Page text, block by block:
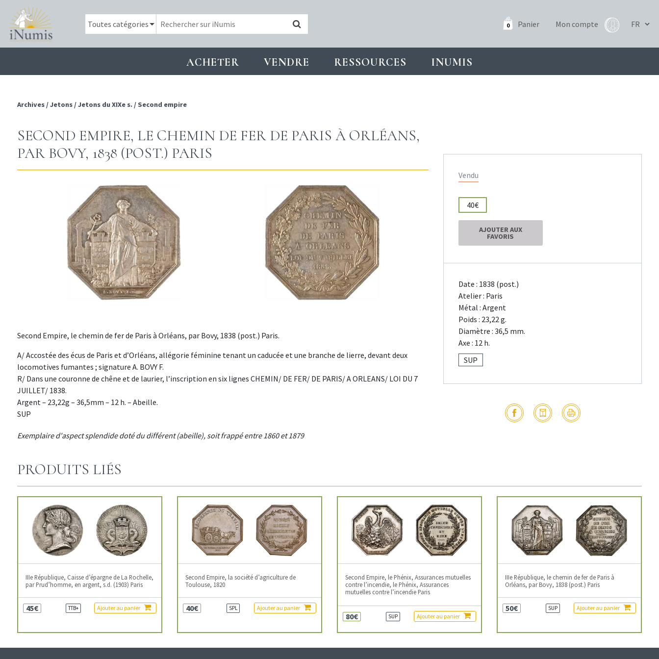
0 Panier Mon compte
ACHETER VENDRE RESSOURCES INUMIS
Archives /Jetons /Jetons du XIXe s. / Second empire
SECOND EMPIRE, LE CHEMIN DE FER DE PARIS À ORLÉANS,
PAR BOVY, 1838 (POST.) PARIS
Second Empire, le chemin de fer de Paris à Orléans, par Bovy, 1838 (post.) Paris.
A/ Accostée des écus de Paris et d’Orléans, allégorie féminine tenant un caducée et une branche de lierre, devant deux
locomotives fumantes ; signature A. BOVY F.
R/ Dans une couronne de chêne et de laurier, l’inscription en six lignes CHEMIN/ DE FER/ DE PARIS/ A ORLEANS/ LOI DU 7
JUILLET/ 1838.
Argent – 23,22g – 36,5mm – 12 h. – Abeille.
SUP
Exemplaire d'aspect splendide doté du différent (abeille), soit frappé entre 1860 et 1879
Vendu
40€
AJOUTER AUX
FAVORIS
Date : 1838 (post.)
Atelier : Paris
Métal : Argent
Poids : 23,22 g.
Diamètre : 36,5 mm.
Axe : 12 h.
SUP
PRODUITS LIÉS
IIIe République, Caisse d’épargne de La Rochelle,
par Prud’homme, en argent, s.d. (1903) Paris
45€ TTB+ Ajouter au panier
Second Empire, la société d’agriculture de
Toulouse, 1820
40€ SPL Ajouter au panier
Second Empire, le Phénix, Assurances mutuelles
contre l’incendie, le Phénix, Assurances
mutuelles contre l’incendie Paris
80€ SUP Ajouter au panier
IIIe République, le chemin de fer de Paris à
Orléans, par Bovy, 1838 (post.) Paris
50€ SUP Ajouter au panier